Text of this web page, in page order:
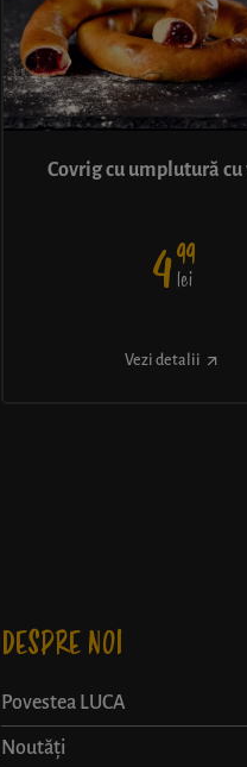
Covrig cu umplutură
499
lei
Vezi detalii
DESPRE NOI
Povestea LUCA
Noutăți